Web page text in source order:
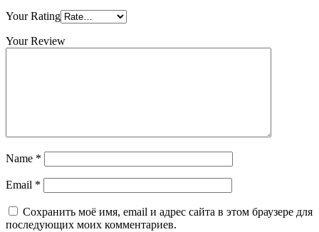
Your Rating
Your Review
Name *
Email *
Сохранить моё имя, email и адрес сайта в этом браузере для
последующих моих комментариев.